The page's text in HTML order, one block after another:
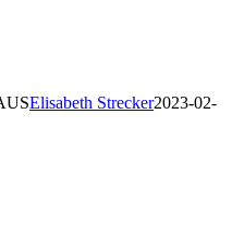
Elisabeth Strecker2023-02-